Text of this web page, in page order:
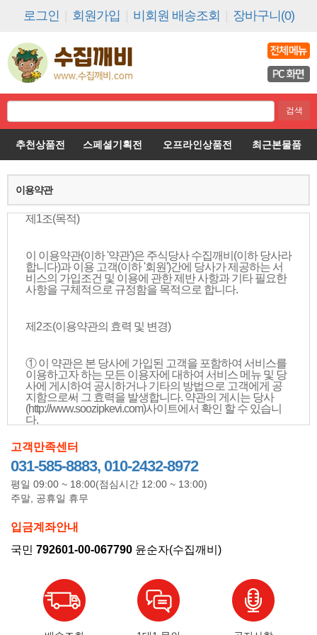
로그인 회원가입 비회원 배송조회 장바구니(0)
추천상품전 스페셜기획전 오프라인상품전 최근본물품
이용약관
제1조(목적)
이 이용약관(이하 '약관')은 주식당사 수집깨비(이하 당사라
합니다)과 이용 고객(이하 '회원')간에 당사가 제공하는 서
비스의 가입조건 및 이용에 관한 제반 사항과 기타 필요한
사항을 구체적으로 규정함을 목적으로 합니다.
제2조(이용약관의 효력 및 변경)
① 이 약관은 본 당사에 가입된 고객을 포함하여 서비스를
이용하고자 하는 모든 이용자에 대하여 서비스 메뉴 및 당
사에 게시하여 공시하거나 기타의 방법으로 고객에게 공
지함으로써 그 효력을 발생합니다. 약관의 게시는 당사
(http://www.soozipkevi.com)사이트에서 확인 할 수 있습니
다.
경할 수 있으며, 약관을 변경할 경우에는 지체 없이 이를 사
전에 공지합니다.
제3조(약관외 준칙)
서비스 이용에 관하여는 이 약관을 적용하며 이 약관에 명
시되지 아니한 사항에 대하여는 전기통신기본법, 전기통
신사업법,정보통신망 이용촉진등에 관한 법률 및 기타 관
제4조(서비스종류와 용어의 설명)
-당사가 회원에게 제공하는 서비스는 다음과 같습니다.
고객만족센터
031-585-8883, 010-2432-8972
평일 09:00 ~ 18:00(점심시간 12:00 ~ 13:00)
주말, 공휴일 휴무
입금계좌안내
국민 792601-00-067790 윤순자(수집깨비)